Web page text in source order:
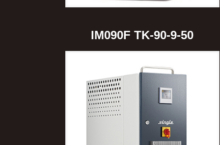
IM090F TK-90-9-50